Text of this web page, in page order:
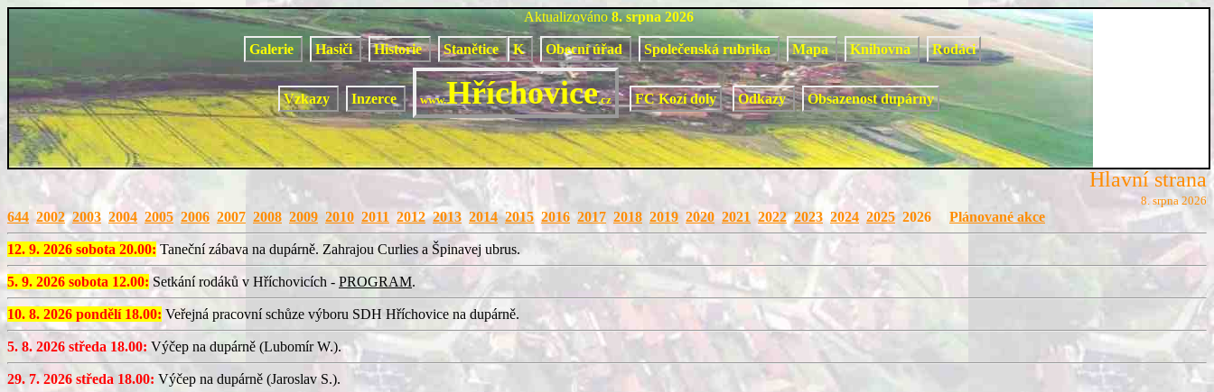
Aktualizováno 8. srpna 2026
Galerie Hasiči Historie Stanětice K Obecní úřad Společenská rubrika Mapa Knihovna Rodáci
Vzkazy Inzerce www.Hříchovice.cz FC Kozí doly Odkazy Obsazenost dupárny
Hlavní strana
8. srpna 2026
644 2002 2003 2004 2005 2006 2007 2008 2009 2010 2011 2012 2013 2014 2015 2016 2017 2018 2019 2020 2021 2022 2023 2024 20252026 Plánované akce
12. 9. 2026 sobota 20.00: Taneční zábava na dupárně. Zahrajou Curlies a Špinavej ubrus.
5. 9. 2026 sobota 12.00: Setkání rodáků v Hříchovicích - PROGRAM.
10. 8. 2026 pondělí 18.00: Veřejná pracovní schůze výboru SDH Hříchovice na dupárně.
5. 8. 2026 středa 18.00: Výčep na dupárně (Lubomír W.).
29. 7. 2026 středa 18.00: Výčep na dupárně (Jaroslav S.).